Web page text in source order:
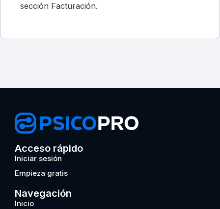
sección Facturación.
Acceso rápido
Iniciar sesión
Empieza gratis
Navegación
Inicio